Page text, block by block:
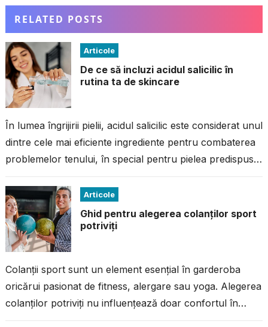
RELATED POSTS
Articole
De ce să incluzi acidul salicilic în
rutina ta de skincare
În lumea îngrijirii pielii, acidul salicilic este considerat unul
dintre cele mai eficiente ingrediente pentru combaterea
problemelor tenului, în special pentru pielea predispusă
Articole
Ghid pentru alegerea colanților sport
potriviți
Colanții sport sunt un element esențial în garderoba
oricărui pasionat de fitness, alergare sau yoga. Alegerea
colanților potriviți nu influențează doar confortul în